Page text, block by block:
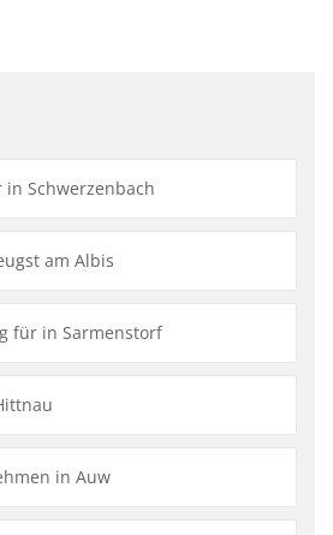
in Schwerzenbach
am Albis
für in Sarmenstorf
in Auw